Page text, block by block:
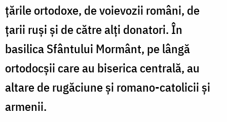
țările ortodoxe, de voievozii români, de
țarii ruși și de către alți donatori. În
basilica Sfântului Mormânt, pe lângă
ortodocșii care au biserica centrală, au
altare de rugăciune și romano-catolicii și
armenii.